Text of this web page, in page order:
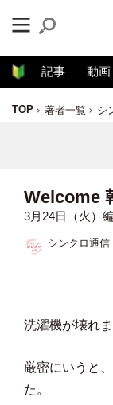
記事 動画
TOP 著者一覧 シ
Welcome
3月24日（火）
シンクロ通信
洗濯機が壊れま
厳密にいうと
た。